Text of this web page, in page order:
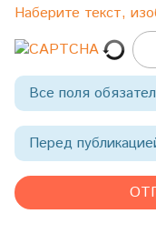
Наберите текст,
Все поля
Перед